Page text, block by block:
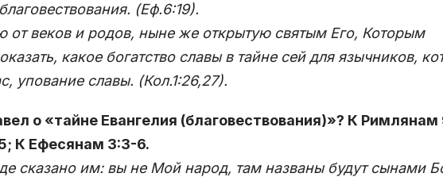
(Еф.6:19).
от веков и родов, ныне же открытую святым Его, Которым
какое богатство славы в тайне сей для язычников,
упование славы. (Кол.1:26,27).
о «тайне Евангелия (благовествования)»? К Римлянам
К Ефесянам 3:3-6.
сказано им: вы не Мой народ, там названы будут сынами